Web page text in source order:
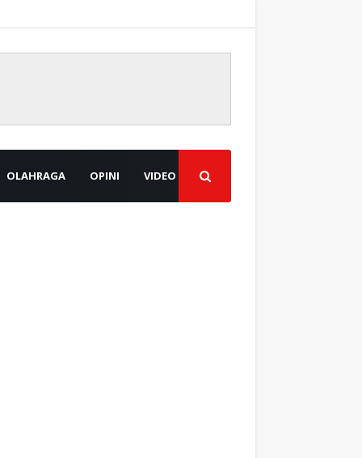
OLAHRAGA OPINI VIDEO